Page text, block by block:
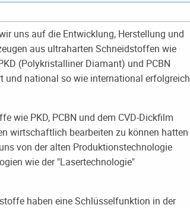
uns auf die Entwicklung, Herstellung und
aus ultraharten Schneidstoffen wie
(Polykristalliner Diamant) und PCBN
und national so wie international erfolgreich
wie PKD, PCBN und dem CVD-Dickfilm
wirtschaftlich bearbeiten zu können hatten
von der alten Produktionstechnologie
wie der "Lasertechnologie"
haben eine Schlüsselfunktion in der